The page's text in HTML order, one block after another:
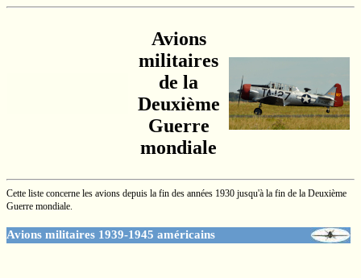
Avions
militaires
de la
Deuxième
Guerre
mondiale
Cette liste concerne les avions depuis la fin des années 1930 jusqu'à la fin de la Deuxième
Guerre mondiale.
Avions militaires 1939-1945 américains